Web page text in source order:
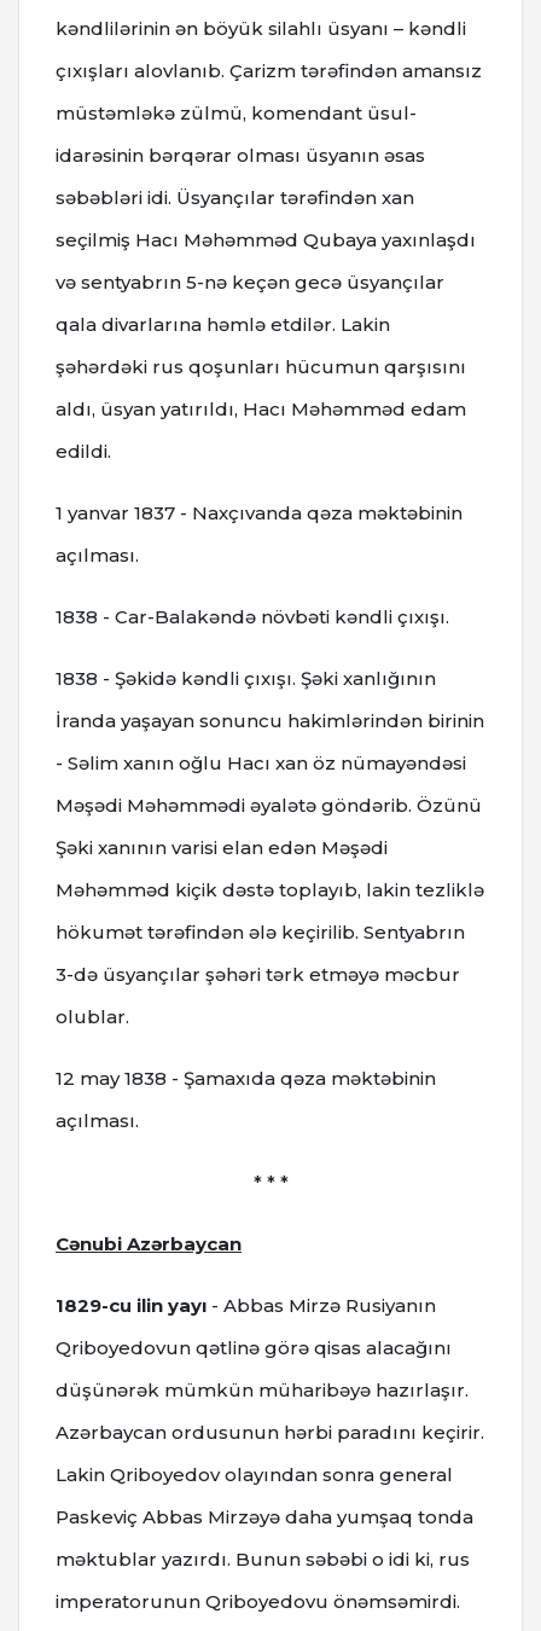
kəndlilərinin ən böyük silahlı üsyanı – kəndli
çıxışları alovlanıb. Çarizm tərəfindən amansız
müstəmləkə zülmü, komendant üsul-
idarəsinin bərqərar olması üsyanın əsas
səbəbləri idi. Üsyançılar tərəfindən xan
seçilmiş Hacı Məhəmməd Qubaya yaxınlaşdı
və sentyabrın 5-nə keçən gecə üsyançılar
qala divarlarına həmlə etdilər. Lakin
şəhərdəki rus qoşunları hücumun qarşısını
aldı, üsyan yatırıldı, Hacı Məhəmməd edam
edildi.
1 yanvar 1837 - Naxçıvanda qəza məktəbinin
açılması.
1838 - Car-Balakəndə növbəti kəndli çıxışı.
1838 - Şəkidə kəndli çıxışı. Şəki xanlığının
İranda yaşayan sonuncu hakimlərindən birinin
- Səlim xanın oğlu Hacı xan öz nümayəndəsi
Məşədi Məhəmmədi əyalətə göndərib. Özünü
Şəki xanının varisi elan edən Məşədi
Məhəmməd kiçik dəstə toplayıb, lakin tezliklə
hökumət tərəfindən ələ keçirilib. Sentyabrın
3-də üsyançılar şəhəri tərk etməyə məcbur
olublar.
12 may 1838 - Şamaxıda qəza məktəbinin
açılması.
* * *
Cənubi Azərbaycan
1829-cu ilin yayı - Abbas Mirzə Rusiyanın
Qriboyedovun qətlinə görə qisas alacağını
düşünərək mümkün müharibəyə hazırlaşır.
Azərbaycan ordusunun hərbi paradını keçirir.
Lakin Qriboyedov olayından sonra general
Paskeviç Abbas Mirzəyə daha yumşaq tonda
məktublar yazırdı. Bunun səbəbi o idi ki, rus
imperatorunun Qriboyedovu önəmsəmirdi.